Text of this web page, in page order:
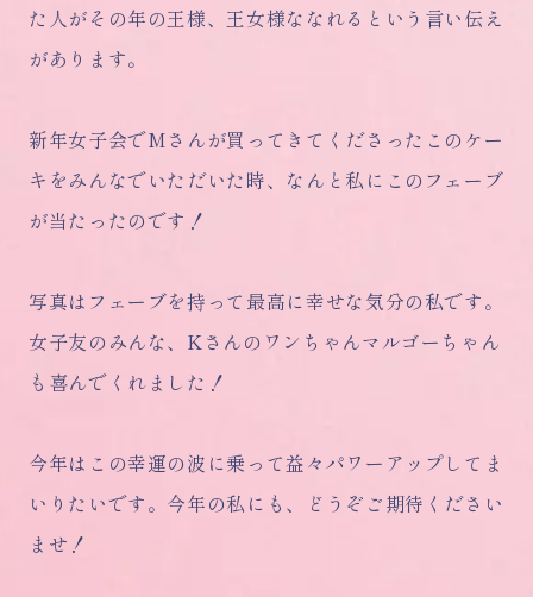
た 人がその年の王様、王女様ななれるという言い伝え
があります。
新年女子会でMさんが買ってきてくださったこのケー
キをみんなでいただいた時、なんと私にこのフェーブ
が当たったのです！
写真はフェーブを持って最高に幸せな気分の私です。
女子友のみんな、Kさんのワンちゃんマルゴーちゃん
も喜んでくれました！
今年はこの幸運の波に乗って益々パワーアップしてま
いりたいです。今年の私にも、どうぞご期待ください
ませ！